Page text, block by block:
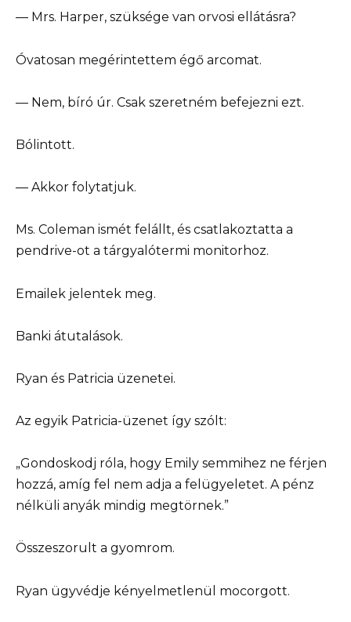
— Mrs. Harper, szüksége van orvosi ellátásra?
Óvatosan megérintettem égő arcomat.
— Nem, bíró úr. Csak szeretném befejezni ezt.
Bólintott.
— Akkor folytatjuk.
Ms. Coleman ismét felállt, és csatlakoztatta a
pendrive-ot a tárgyalótermi monitorhoz.
Emailek jelentek meg.
Banki átutalások.
Ryan és Patricia üzenetei.
Az egyik Patricia-üzenet így szólt:
„Gondoskodj róla, hogy Emily semmihez ne férjen
hozzá, amíg fel nem adja a felügyeletet. A pénz
nélküli anyák mindig megtörnek.”
Összeszorult a gyomrom.
Ryan ügyvédje kényelmetlenül mocorgott.